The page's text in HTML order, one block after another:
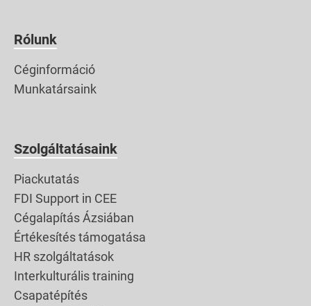
Rólunk
Céginformáció
Munkatársaink
Szolgáltatásaink
Piackutatás
FDI Support in CEE
Cégalapítás Ázsiában
Értékesítés támogatása
HR szolgáltatások
Interkulturális training
Csapatépítés